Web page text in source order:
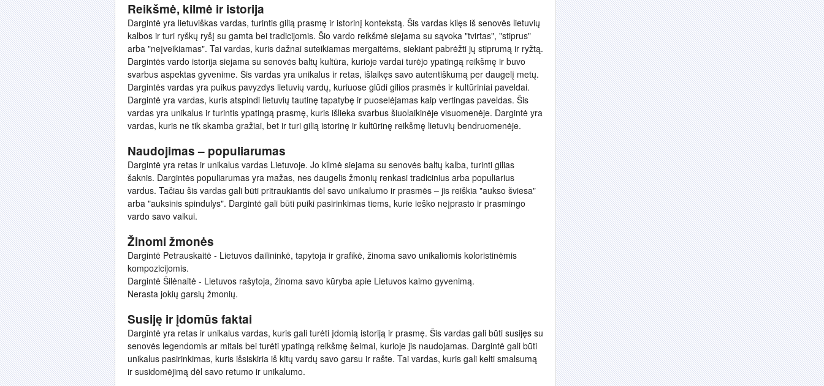
Reikšmė, kilmė ir istorija
Dargintė yra lietuviškas vardas, turintis gilią prasmę ir istorinį kontekstą. Šis vardas kilęs iš senovės lietuvių
kalbos ir turi ryškų ryšį su gamta bei tradicijomis. Šio vardo reikšmė siejama su sąvoka "tvirtas", "stiprus"
arba "neįveikiamas". Tai vardas, kuris dažnai suteikiamas mergaitėms, siekiant pabrėžti jų stiprumą ir ryžtą.
Dargintės vardo istorija siejama su senovės baltų kultūra, kurioje vardai turėjo ypatingą reikšmę ir buvo
svarbus aspektas gyvenime. Šis vardas yra unikalus ir retas, išlaikęs savo autentiškumą per daugelį metų.
Dargintės vardas yra puikus pavyzdys lietuvių vardų, kuriuose glūdi gilios prasmės ir kultūriniai paveldai.
Dargintė yra vardas, kuris atspindi lietuvių tautinę tapatybę ir puoselėjamas kaip vertingas paveldas. Šis
vardas yra unikalus ir turintis ypatingą prasmę, kuris išlieka svarbus šiuolaikinėje visuomenėje. Dargintė yra
vardas, kuris ne tik skamba gražiai, bet ir turi gilią istorinę ir kultūrinę reikšmę lietuvių bendruomenėje.
Naudojimas – populiarumas
Dargintė yra retas ir unikalus vardas Lietuvoje. Jo kilmė siejama su senovės baltų kalba, turinti gilias
šaknis. Dargintės populiarumas yra mažas, nes daugelis žmonių renkasi tradicinius arba populiarius
vardus. Tačiau šis vardas gali būti pritraukiantis dėl savo unikalumo ir prasmės – jis reiškia "aukso šviesa"
arba "auksinis spindulys". Dargintė gali būti puiki pasirinkimas tiems, kurie ieško neįprasto ir prasmingo
vardo savo vaikui.
Žinomi žmonės
Dargintė Petrauskaitė - Lietuvos dailininkė, tapytoja ir grafikė, žinoma savo unikaliomis koloristinėmis
kompozicijomis.
Dargintė Šilėnaitė - Lietuvos rašytoja, žinoma savo kūryba apie Lietuvos kaimo gyvenimą.
Nerasta jokių garsių žmonių.
Susiję ir įdomūs faktai
Dargintė yra retas ir unikalus vardas, kuris gali turėti įdomią istoriją ir prasmę. Šis vardas gali būti susijęs su
senovės legendomis ar mitais bei turėti ypatingą reikšmę šeimai, kurioje jis naudojamas. Dargintė gali būti
unikalus pasirinkimas, kuris išsiskiria iš kitų vardų savo garsu ir rašte. Tai vardas, kuris gali kelti smalsumą
ir susidomėjimą dėl savo retumo ir unikalumo.